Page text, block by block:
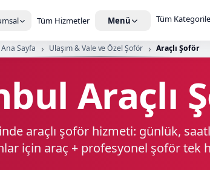
Tüm Hizmetler Menü Tüm
Ana Sayfa Ulaşım & Vale ve Özel Şoför Araçlı Şoför
Araçlı
araçlı şoför hizmeti: günlük,
için araç + profesyonel şoför tek